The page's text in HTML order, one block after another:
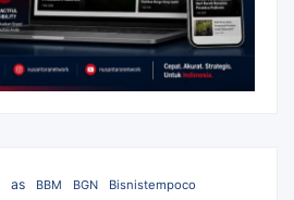
as BBM BGN Bisnistempoco